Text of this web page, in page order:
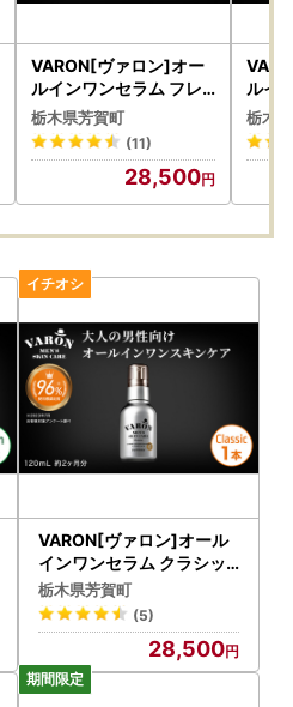
VARON[ヴァロン]オー
ルインワンセラム フレ
ッシュ | メンズ スキンケ
ア エイジング ケア 美容
液 化粧水 クリーム
栃木県芳賀町
(11)
28,500
ルイ
シッ
ア エ
液 化
栃木
VARON[ヴァロン]オール
インワンセラム クラシッ
ク | メンズ スキンケア エ
イジング ケア 美容液 化粧
水 クリーム
栃木県芳賀町
(5)
28,500